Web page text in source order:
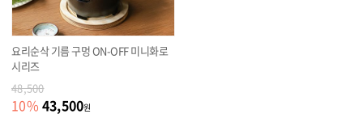
요리순삭 기름 구멍 ON-OFF 미니화로
시리즈
48,500
10% 43,500원